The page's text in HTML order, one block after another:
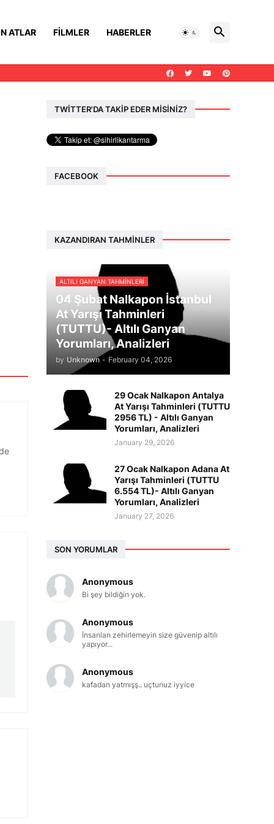
ATLAR FILMLER HABERLER
TWİTTER'DA TAKİP EDER MİSİNİZ?
FACEBOOK
KAZANDIRAN TAHMINLER
ALTILI GANYAN TAHMINLERI
04 Şubat Nalkapon İstanbul
At Yarışı Tahminleri
(TUTTU)- Altılı Ganyan
Yorumları, Analizleri
by Unknown - February 04, 2026
29 Ocak Nalkapon Antalya
At Yarışı Tahminleri (TUTTU
2956 TL) - Altılı Ganyan
Yorumları, Analizleri
January 29, 2026
27 Ocak Nalkapon Adana At
Yarışı Tahminleri (TUTTU
6.554 TL)- Altılı Ganyan
Yorumları, Analizleri
January 27, 2026
SON YORUMLAR
Anonymous
Bi şey bildiğin yok.
Anonymous
İnsanları zehirlemeyin size güvenip altılı
yapıyor...
Anonymous
kafadan yatmışş.. uçtunuz iyyice